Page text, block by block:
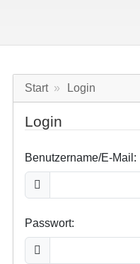
Start Login
Login
Benutzername/E-Mail:
Passwort: